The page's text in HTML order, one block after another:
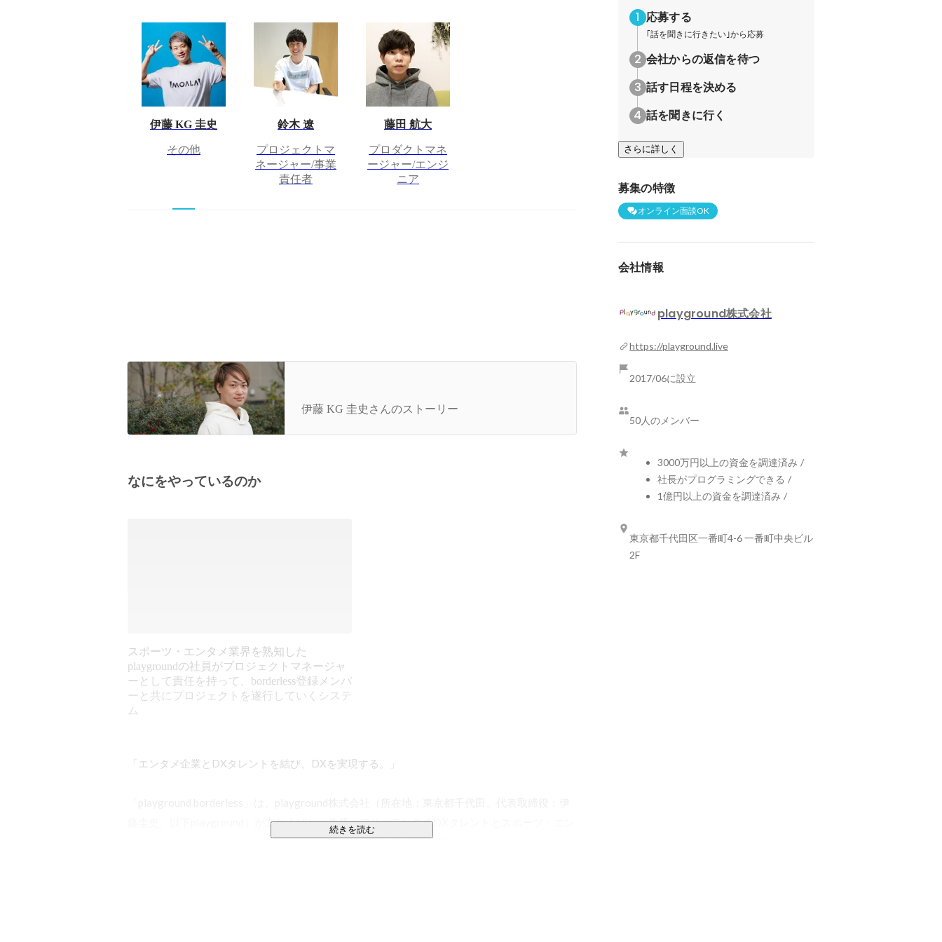
伊藤 KG 圭史
その他
鈴木 遼
プロジェクトマ
ネージャー/事業
責任者
藤田 航大
プロダクトマネ
ージャー/エンジ
ニア
代表が語る、エンタメDX構想【前編】
伊藤 KG 圭史さんのストーリー
なにをやっているのか
スポーツ・エンタメ業界を熟知した
playgroundの社員がプロジェクトマネージャ
ーとして責任を持って、borderless登録メンバ
ーと共にプロジェクトを遂行していくシステ
ム
「エンタメ企業とDXタレントを結び、DXを実現する。」
藤圭史、以下playground）が立ち上げた、複業・フリーランスのDXタレントとスポーツ・エン
タメ業界の案件のマッチングサービスです。DXに悩むエンタメ企業のニーズを取りまとめ、エ
続きを読む
応募する
｢話を聞きに行きたい｣から応募
会社からの返信を待つ
話す日程を決める
話を聞きに行く
さらに詳しく
募集の特徴
オンライン面談OK
会社情報
playground株式会社
https://playground.live
2017/06に設立
50人のメンバー
3000万円以上の資金を調達済み /
社長がプログラミングできる /
1億円以上の資金を調達済み /
東京都千代田区一番町4-6 一番町中央ビル
2F